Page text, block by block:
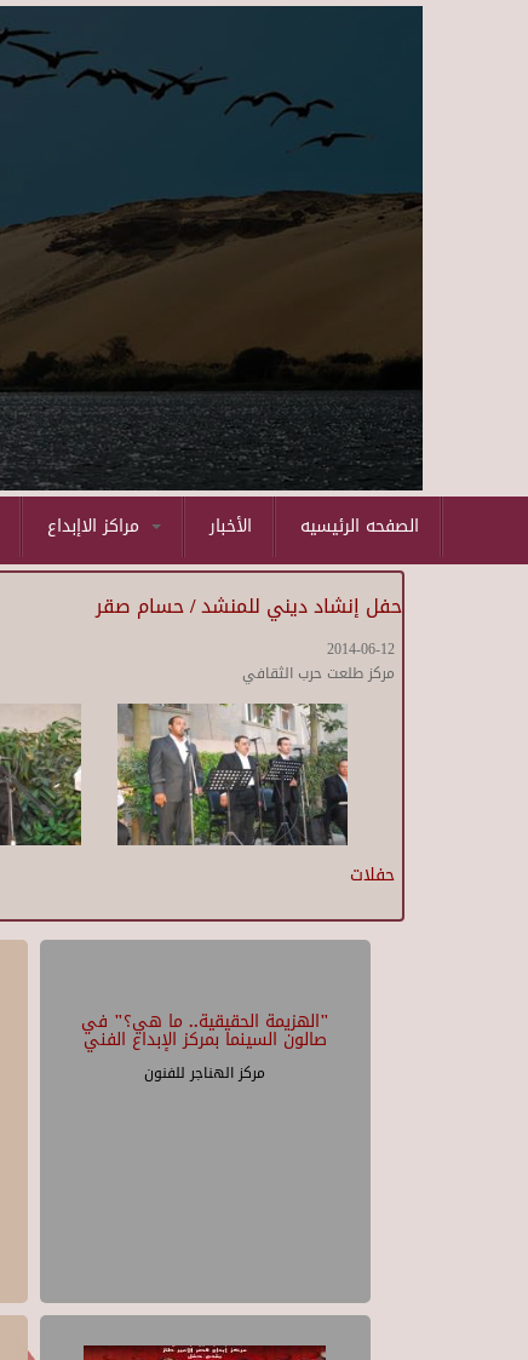
الأخبار الصفحه الرئيسيه
حفل إنشاد ديني للمنشد / حسام صقر
2014-06-12
مركز طلعت حرب الثقافي
حفلات
"الهزيمة الحقيقية.. ما هي؟" في
صالون السينما بمركز الإبداع الفني
مركز الهناجر للفنون